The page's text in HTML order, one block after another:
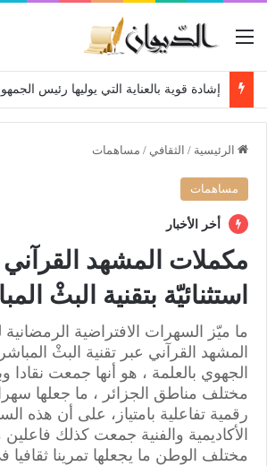
القائمة
الرئيسية / الثقافي / مساهمات
مساهمات
أخر الأخبار
مكملات المشهد
استثنائيّة بتقنية البثْ
ما ميّز السهرات الافتراضية
المشهد القرآني عبر تقنية البثْ
الجهوي بالعلمة ، هو أنها جمعت نقادا
مختلف مناطق الجزائر ، ما جعلها
رقمية تفاعلية بامتياز، على أن هذه
الأكاديمية والفنية جمعت كذلك
مختلف الوطن ما يجعلها تمرينا